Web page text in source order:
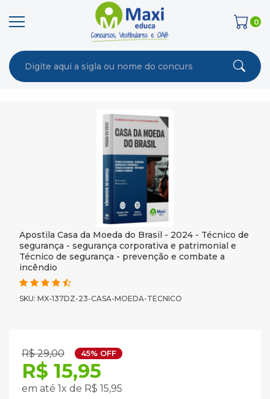
0
Apostila Casa da Moeda do Brasil - 2024 - Técnico de
segurança - segurança corporativa e patrimonial e
Técnico de segurança - prevenção e combate a
incêndio
SKU: MX-137DZ-23-CASA-MOEDA-TECNICO
R$ 29,00 45% OFF
R$ 15,95
em até 1x de R$ 15,95